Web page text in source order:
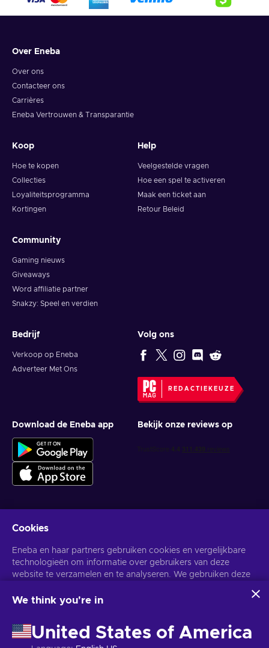
Over Eneba
Over ons
Contacteer ons
Carrières
Eneba Vertrouwen & Transparantie
Koop
Hoe te kopen
Collecties
Loyaliteitsprogramma
Kortingen
Help
Veelgestelde vragen
Hoe een spel te activeren
Maak een ticket aan
Retour Beleid
Community
Gaming nieuws
Giveaways
Word affiliatie partner
Snakzy: Speel en verdien
Bedrijf
Verkoop op Eneba
Adverteer Met Ons
Volg ons
REDACTIEKEUZE
Download de Eneba app Bekijk onze reviews op
Krijg gepersonaliseerde gameaanbiedingen
Abonneer
U kunt zich op elk gewenst moment afmelden. Bezoek dePrivacy
Cookies
Eneba en haar partners gebruiken cookies en vergelijkbare
technologieën om informatie over gebruikers van deze
website te verzamelen en te analyseren. We gebruiken deze
de site te verbeteren. Uw persoonlijke gegevens kunnen ook
Door op 'Alles accepteren' te klikken, geef je toestemming
voor het gebruik van deze technologieën door Eneba en haar
We think you're in
United States of America